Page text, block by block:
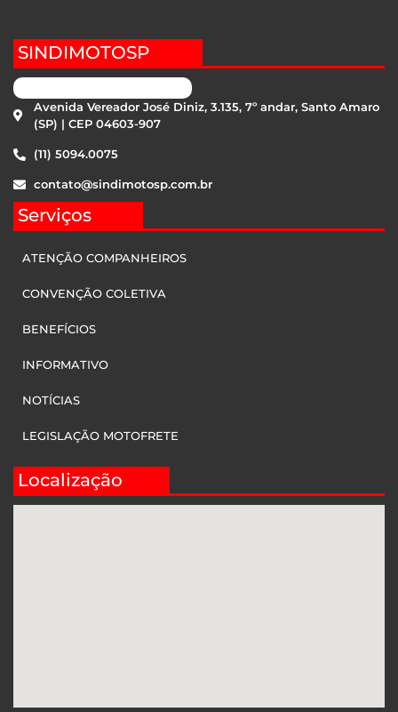
SINDIMOTOSP
Avenida Vereador José Diniz, 3.135, 7º andar, Santo Amaro
(SP) | CEP 04603-907
(11) 5094.0075
contato@sindimotosp.com.br
Serviços
ATENÇÃO COMPANHEIROS
CONVENÇÃO COLETIVA
BENEFÍCIOS
INFORMATIVO
NOTÍCIAS
LEGISLAÇÃO MOTOFRETE
Localização